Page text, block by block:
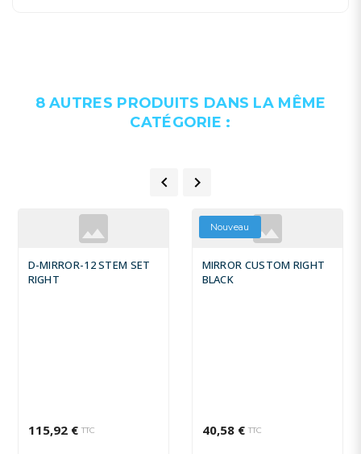
8 AUTRES PRODUITS DANS LA MÊME
CATÉGORIE :
 
D-MIRROR-12 STEM SET
RIGHT
115,92 € TTC
Nouveau
MIRROR CUSTOM RIGHT
BLACK
40,58 € TTC